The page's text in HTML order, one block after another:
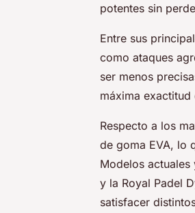
potentes sin
Entre sus
como ataques
ser menos
máxima exactitud
Respecto a los
de goma EVA, lo
Modelos
y la Royal Padel
satisfacer